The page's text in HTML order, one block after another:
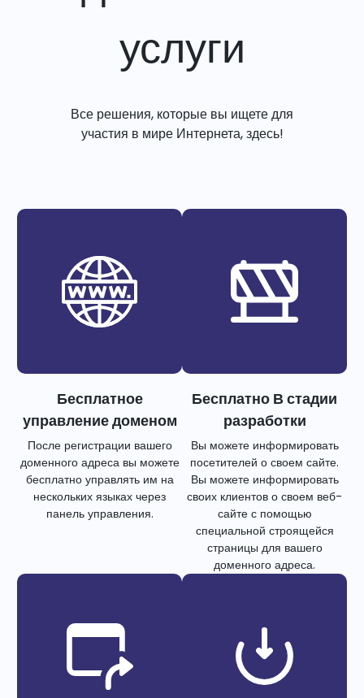
услуги
Все решения, которые вы ищете для
участия в мире Интернета, здесь!
Бесплатное
управление доменом
После регистрации вашего
доменного адреса вы можете
бесплатно управлять им на
нескольких языках через
панель управления.
Бесплатно В стадии
разработки
Вы можете информировать
посетителей о своем сайте.
Вы можете информировать
своих клиентов о своем веб-
сайте с помощью
специальной строящейся
страницы для вашего
доменного адреса.